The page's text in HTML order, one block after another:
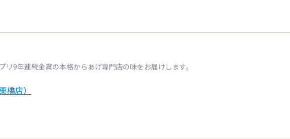
リ9年連続金賞の本格からあげ専門店の味をお届けします。
橋店）